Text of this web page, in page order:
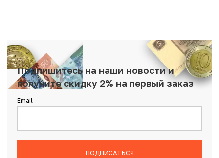
Подпишитесь на наши новости и
получите скидку 2% на первый заказ
Email
ПОДПИСАТЬСЯ